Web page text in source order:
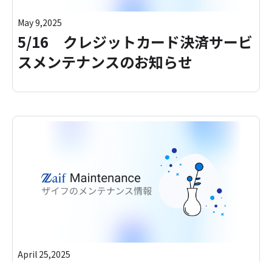
May 9,2025
5/16 クレジットカード決済サービ
スメンテナンスのお知らせ
April 25,2025